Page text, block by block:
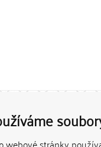
[at] cuni.cz
/ Each constituent